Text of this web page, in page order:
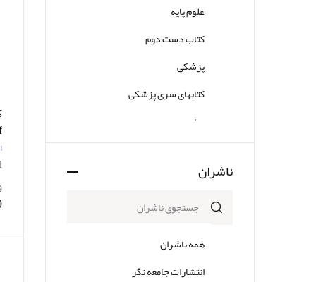
علوم پایه
کتاب دست دوم
پزشکی
کتابهای سری پزشکی
سایر
ناشران
همه ناشران
انتشارات جامعه نگر